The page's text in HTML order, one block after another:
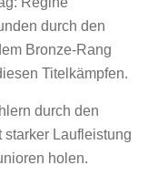
durch den
Bronze-Rang
Titelkämpfen.
durch den
starker Laufleistung
holen.